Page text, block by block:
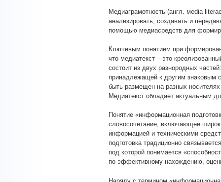
Медиаграмотность (англ. мedia
анализировать, создавать и
помощью медиасредств для
Ключевым понятием при
что медиатекст – это
состоит из двух разнородных
принадлежащей к другим знаковым
быть размещен на разных
Медиатекст обладает актуальным
Понятие «информационная
словосочетание, включающее
информацией и техническими
подготовка традиционно
под которой понимается
по эффективному нахождению,